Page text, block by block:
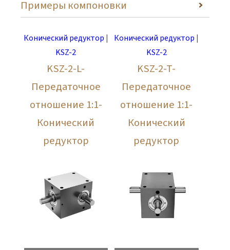
Примеры компоновки
Конический редуктор |
KSZ-2
KSZ-2-L-
Передаточное
отношение 1:1-
Конический
редуктор
Конический редуктор |
KSZ-2
KSZ-2-T-
Передаточное
отношение 1:1-
Конический
редуктор